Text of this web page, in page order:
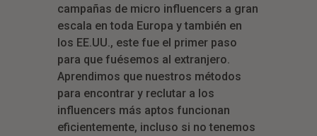
campañas de micro influencers a gran
escala en toda Europa y también en
los EE.UU., este fue el primer paso
para que fuésemos al extranjero.
Aprendimos que nuestros métodos
para encontrar y reclutar a los
influencers más aptos funcionan
eficientemente, incluso si no tenemos